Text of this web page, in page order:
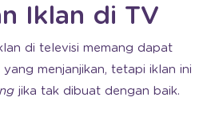
Iklan di TV
di televisi memang dapat
menjanjikan, tetapi iklan ini
jika tak dibuat dengan baik.